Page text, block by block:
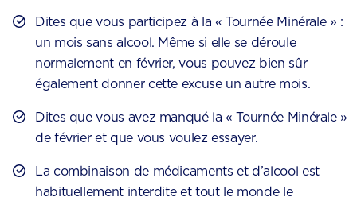
Dites que vous participez à la « Tournée Minérale » :
un mois sans alcool. Même si elle se déroule
normalement en février, vous pouvez bien sûr
également donner cette excuse un autre mois.
Dites que vous avez manqué la « Tournée Minérale »
de février et que vous voulez essayer.
La combinaison de médicaments et d’alcool est
habituellement interdite et tout le monde le